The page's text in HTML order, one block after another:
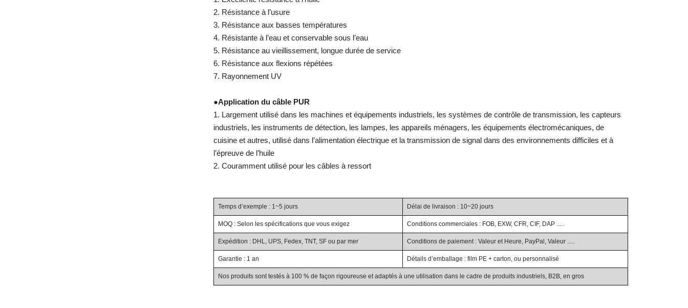
2. Résistance à l’usure
3. Résistance aux basses températures
4. Résistante à l’eau et conservable sous l’eau
5. Résistance au vieillissement, longue durée de service
6. Résistance aux flexions répétées
7. Rayonnement UV
●Application du câble PUR
1. Largement utilisé dans les machines et équipements industriels, les systèmes de contrôle de transmission, les capteurs
industriels, les instruments de détection, les lampes, les appareils ménagers, les équipements électromécaniques, de
cuisine et autres, utilisé dans l’alimentation électrique et la transmission de signal dans des environnements difficiles et à
l’épreuve de l’huile
2. Couramment utilisé pour les câbles à ressort
Temps d’exemple : 1~5 jours Délai de livraison : 10~20 jours
MOQ : Selon les spécifications que vous exigez Conditions commerciales : FOB, EXW, CFR, CIF, DAP .....
Expédition : DHL, UPS, Fedex, TNT, SF ou par mer Conditions de paiement : Valeur et Heure, PayPal, Valeur .....
Garantie : 1 an Détails d’emballage : film PE + carton, ou personnalisé
Nos produits sont testés à 100 % de façon rigoureuse et adaptés à une utilisation dans le cadre de produits industriels, B2B, en gros